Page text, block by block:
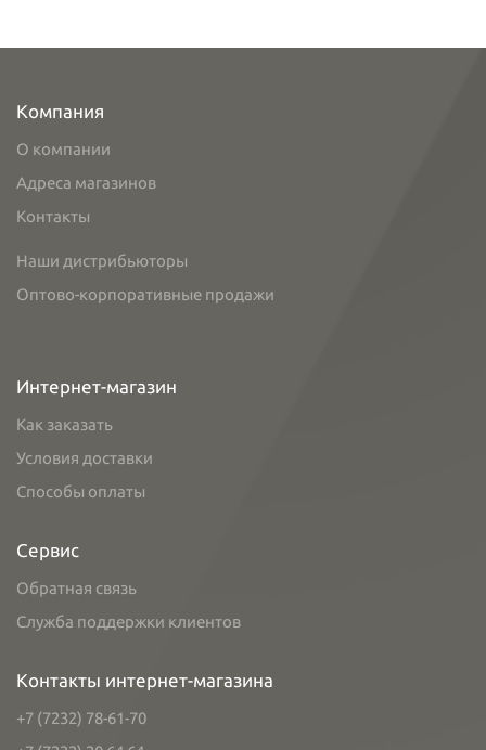
Компания
О компании
Адреса магазинов
Контакты
Наши дистрибьюторы
Оптово-корпоративные продажи
Интернет-магазин
Как заказать
Условия доставки
Способы оплаты
Сервис
Обратная связь
Служба поддержки клиентов
Контакты интернет-магазина
+7 (7232) 78-61-70